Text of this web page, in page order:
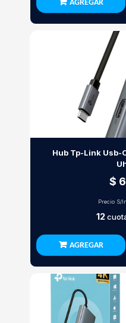
AGREGAR
Hub Tp-Link Usb-
$
Precio S/
12
AGREGAR